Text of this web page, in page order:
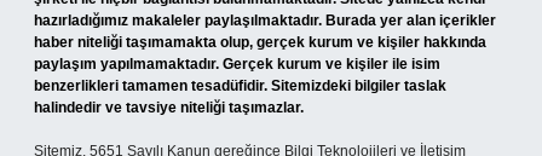
hazırladığımız makaleler paylaşılmaktadır. Burada yer alan içerikler
haber niteliği taşımamakta olup, gerçek kurum ve kişiler hakkında
paylaşım yapılmamaktadır. Gerçek kurum ve kişiler ile isim
benzerlikleri tamamen tesadüfidir. Sitemizdeki bilgiler taslak
halindedir ve tavsiye niteliği taşımazlar.
Sitemiz, 5651 Sayılı Kanun gereğince Bilgi Teknolojileri ve İletişim